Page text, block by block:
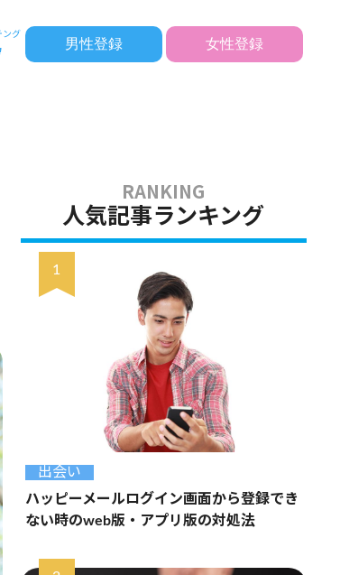
男性登録 女性登録
人気記事ランキング
出会い
ハッピーメールログイン画面から登録でき
ない時のweb版・アプリ版の対処法